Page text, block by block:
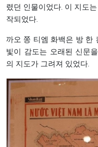
렸던 인물이었다. 이 지도
작되었다.
까오 쫑 티엠 화백은 방 한
빛이 감도는 오래된 신문
의 지도가 그려져 있었다.